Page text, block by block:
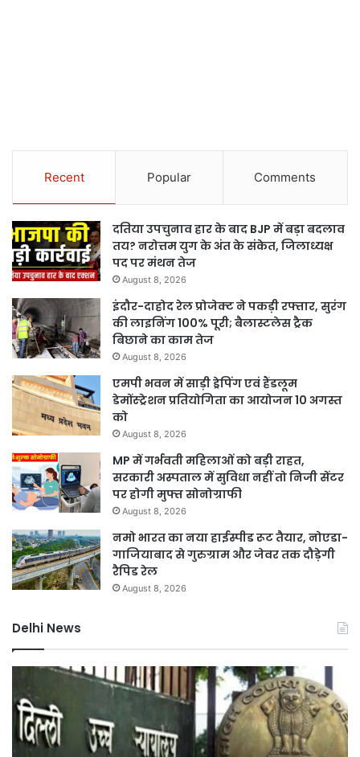
Recent Popular Comments
दतिया उपचुनाव हार के बाद BJP में बड़ा बदलाव
तय? नरोत्तम युग के अंत के संकेत, जिलाध्यक्ष
पद पर मंथन तेज
August 8, 2026
इंदौर-दाहोद रेल प्रोजेक्ट ने पकड़ी रफ्तार, सुरंग
की लाइनिंग 100% पूरी; बैलास्टलेस ट्रैक
बिछाने का काम तेज
August 8, 2026
एमपी भवन में साड़ी ड्रेपिंग एवं हैंडलूम
डेमोंस्ट्रेशन प्रतियोगिता का आयोजन 10 अगस्त
को
August 8, 2026
MP में गर्भवती महिलाओं को बड़ी राहत,
सरकारी अस्पताल में सुविधा नहीं तो निजी सेंटर
पर होगी मुफ्त सोनोग्राफी
August 8, 2026
नमो भारत का नया हाईस्पीड रूट तैयार, नोएडा-
गाजियाबाद से गुरुग्राम और जेवर तक दौड़ेगी
रैपिड रेल
August 8, 2026
Delhi News
दिल्ली
में
24
घंटे
बिजली